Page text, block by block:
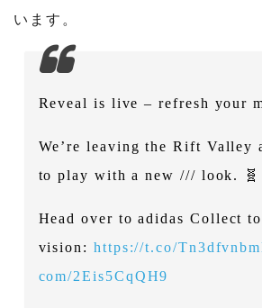
います。
Reveal is live – refresh your
We’re leaving the Rift Valley
to play with a new /// look. 🧬
Head over to adidas Collect
vision: https://t.co/
com/2Eis5CqQH9